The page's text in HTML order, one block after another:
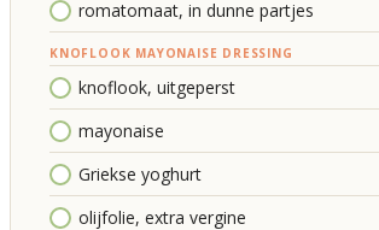
romatomaat, in dunne partjes
KNOFLOOK MAYONAISE DRESSING
knoflook, uitgeperst
mayonaise
Griekse yoghurt
olijfolie, extra vergine